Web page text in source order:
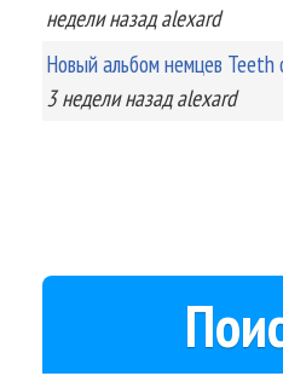
неделиназад alexard
Новый альбом немцев Teeth
3 неделиназад alexard